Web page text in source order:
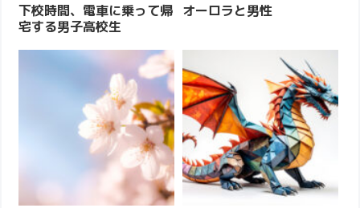
下校時間、電車に乗って帰
宅する男子高校生
オーロラと男性